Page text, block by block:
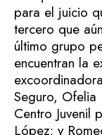
para el juicio
tercero que
último grupo
encuentran la
Seguro, Ofelia
Centro Juvenil
López; y